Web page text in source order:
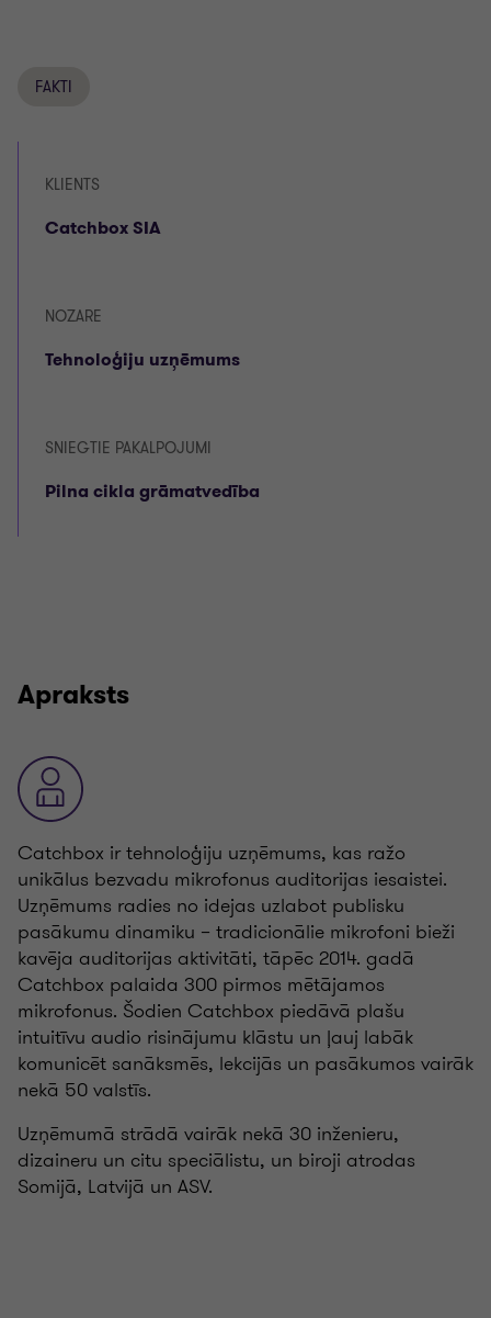
FAKTI
KLIENTS
Catchbox SIA
NOZARE
Tehnoloģiju uzņēmums
SNIEGTIE PAKALPOJUMI
Pilna cikla grāmatvedība
Apraksts
Catchbox ir tehnoloģiju uzņēmums, kas ražo
unikālus bezvadu mikrofonus auditorijas iesaistei.
Uzņēmums radies no idejas uzlabot publisku
pasākumu dinamiku – tradicionālie mikrofoni bieži
kavēja auditorijas aktivitāti, tāpēc 2014. gadā
Catchbox palaida 300 pirmos mētājamos
mikrofonus. Šodien Catchbox piedāvā plašu
intuitīvu audio risinājumu klāstu un ļauj labāk
komunicēt sanāksmēs, lekcijās un pasākumos vairāk
nekā 50 valstīs.
Uzņēmumā strādā vairāk nekā 30 inženieru,
dizaineru un citu speciālistu, un biroji atrodas
Somijā, Latvijā un ASV.